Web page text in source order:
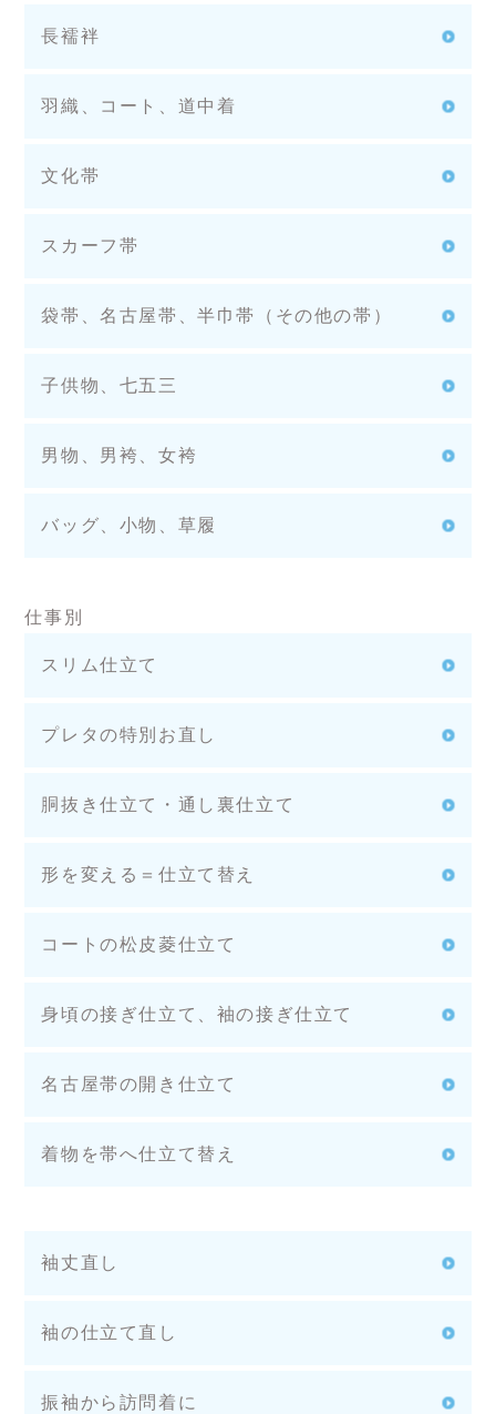
長襦袢
羽織、コート、道中着
文化帯
スカーフ帯
袋帯、名古屋帯、半巾帯（その他の帯）
子供物、七五三
男物、男袴、女袴
バッグ、小物、草履
仕事別
スリム仕立て
プレタの特別お直し
胴抜き仕立て・通し裏仕立て
形を変える＝仕立て替え
コートの松皮菱仕立て
身頃の接ぎ仕立て、袖の接ぎ仕立て
名古屋帯の開き仕立て
着物を帯へ仕立て替え
袖丈直し
袖の仕立て直し
振袖から訪問着に